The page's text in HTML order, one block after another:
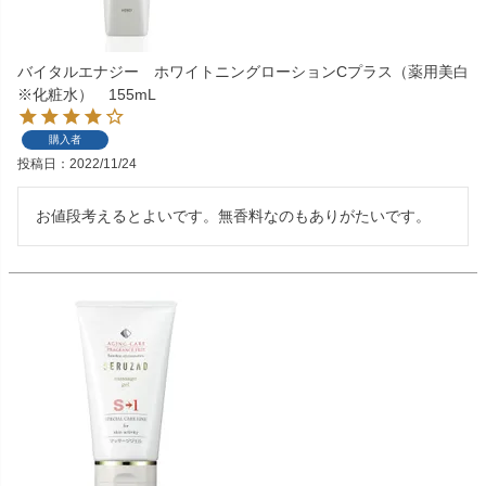
バイタルエナジー ホワイトニングローションCプラス（薬用美白
※化粧水） 155mL
購入者
投稿日 2022/11/24
お値段考えるとよいです。無香料なのもありがたいです。